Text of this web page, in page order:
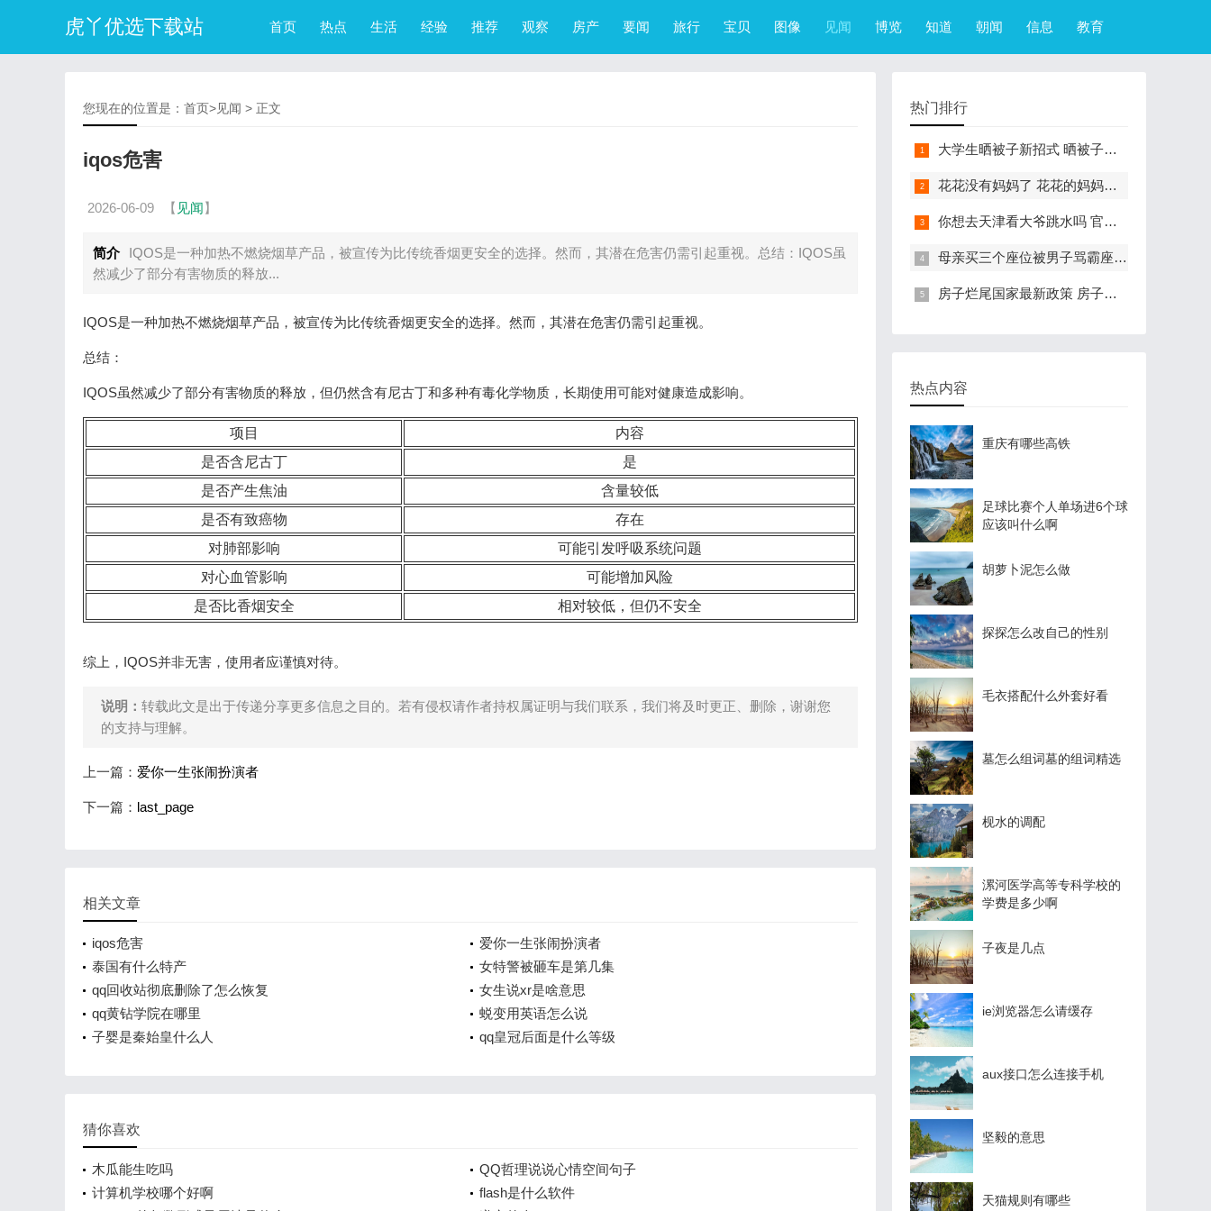
虎丫优选下载站 首页 热点 生活 经验 推荐 观察 房产 要闻 旅行 宝贝 图像 见闻 博览 知道 朝闻 信息 教育
您现在的位置是： 首页>见闻 > 正文
iqos危害
2026-06-09 【 见闻】
简介
IQOS是一种加热不燃烧烟草产品，被宣传为比传统香烟更安全的选择。然而，其潜在危害仍需引起重视。总结：IQOS虽
然减少了部分有害物质的释放...
IQOS是一种加热不燃烧烟草产品，被宣传为比传统香烟更安全的选择。然而，其潜在危害仍需引起重视。
总结：
IQOS虽然减少了部分有害物质的释放，但仍然含有尼古丁和多种有毒化学物质，长期使用可能对健康造成影响。
项目
内容
是否含尼古丁
是
是否产生焦油
含量较低
是否有致癌物
存在
对肺部影响
可能引发呼吸系统问题
对心血管影响
可能增加风险
是否比香烟安全
相对较低，但仍不安全
综上，IQOS并非无害，使用者应谨慎对待。
说明： 转载此文是出于传递分享更多信息之目的。若有侵权请作者持权属证明与我们联系，我们将及时更正、删除，谢谢您
的支持与理解。
上一篇： 爱你一生张闹扮演者
下一篇： last_page
相关文章
iqos危害
爱你一生张闹扮演者
泰国有什么特产
女特警被砸车是第几集
qq回收站彻底删除了怎么恢复
女生说xr是啥意思
qq黄钻学院在哪里
蜕变用英语怎么说
子婴是秦始皇什么人
qq皇冠后面是什么等级
猜你喜欢
木瓜能生吃吗
QQ哲理说说心情空间句子
计算机学校哪个好啊
flash是什么软件
热门排行
大学生晒被子新招式 晒被子新花样实在太机智
花花没有妈妈了 花花的妈妈是哪只大熊猫
你想去天津看大爷跳水吗 官方回应天津大爷跳水成打卡点
母亲买三个座位被男子骂霸座 女子买3个座位被无座大爷骂哭怎么回事
房子烂尾国家最新政策 房子烂尾了该找哪个部门解决?
热点内容
重庆有哪些高铁
足球比赛个人单场进6个球
应该叫什么啊
胡萝卜泥怎么做
探探怎么改自己的性别
毛衣搭配什么外套好看
墓怎么组词墓的组词精选
枧水的调配
漯河医学高等专科学校的
学费是多少啊
子夜是几点
ie浏览器怎么请缓存
aux接口怎么连接手机
坚毅的意思
天猫规则有哪些